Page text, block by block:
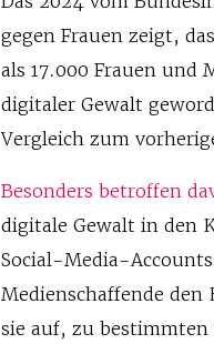
gegen Frauen zeigt,
als 17.000 Frauen und
digitaler Gewalt
Vergleich zum
Besonders betroffen
digitale Gewalt in den
Social-Media-
Medienschaffende
sie auf, zu bestimmten